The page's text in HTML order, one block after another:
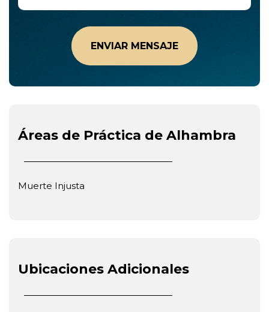
Áreas de Práctica de Alhambra
Muerte Injusta
Ubicaciones Adicionales